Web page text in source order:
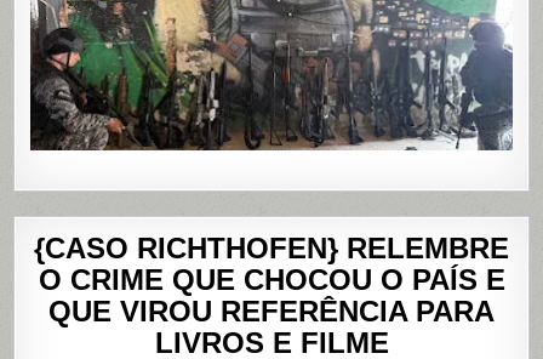
PENHA,
NO
RIO
{CASO RICHTHOFEN} RELEMBRE
O CRIME QUE CHOCOU O PAÍS E
QUE VIROU REFERÊNCIA PARA
LIVROS E FILME